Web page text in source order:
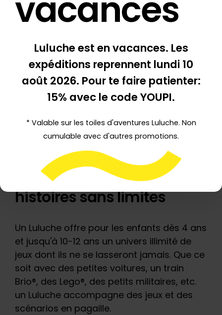
tapis pour les
petites voitures
Des heures de jeu, des
histoires sans limites
Un Luluche offre pour les enfants dès 4 ans
et jusqu'à 10-12 ans un univers illimité de
jeux dont ils ne se lasseront jamais. Que ce
soit avec des petites voitures, un train
Brio®, des Lego®, des petits militaires, etc.
un Luluche accompagne des jeux et des
scénarios en pagaille.
Luluche est en vacances. Les
expéditions reprennent lundi 10
août 2026. Pour te faire patienter:
15% avec le code YOUPI.
* Valable sur les toiles d'aventures Luluche. Non
cumulable avec d'autres promotions.